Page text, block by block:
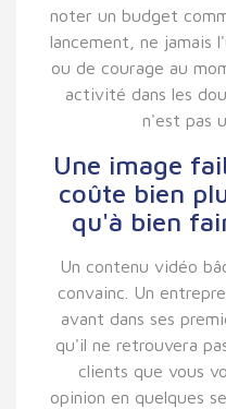
noter un budget
lancement, ne
ou de courage au
activité dans les
n'est pas
Une image
coûte bien
qu'à bien
Un contenu vidéo
convainc. Un
avant dans ses
qu'il ne retrouvera
clients que vous
opinion en quelques